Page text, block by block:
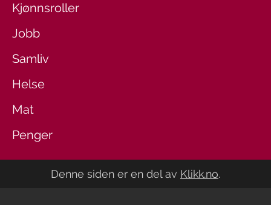
Kjønnsroller
Jobb
Samliv
Helse
Mat
Penger
Denne siden er en del av Klikk.no.